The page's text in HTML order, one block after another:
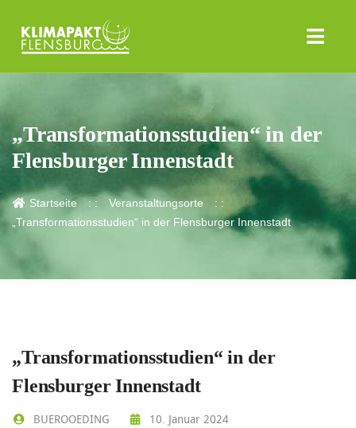
„Transformationsstudien“ in der
Flensburger Innenstadt
Startseite
Veranstaltungsorte
„Transformationsstudien“ in der Flensburger Innenstadt
„Transformationsstudien“ in der
Flensburger Innenstadt
BUEROOEDING
10. Januar 2024